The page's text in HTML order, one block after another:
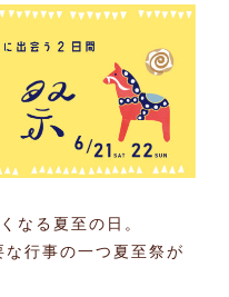
なる夏至の日。
行事の一つ夏至祭が